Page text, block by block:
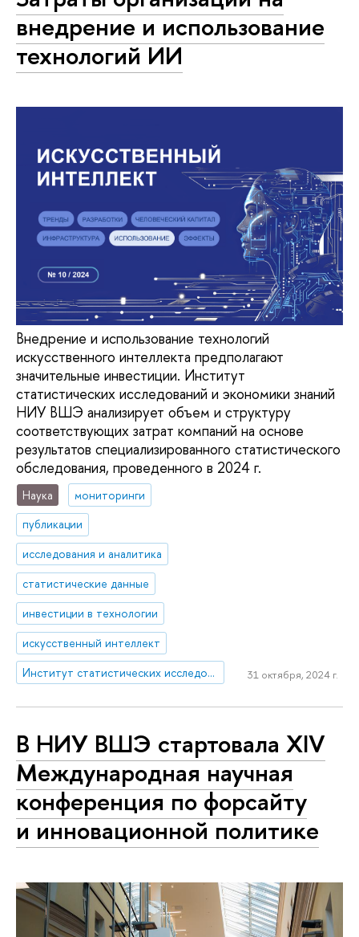
внедрение и использование
технологий ИИ
Внедрение и использование технологий
искусственного интеллекта предполагают
значительные инвестиции. Институт
статистических исследований и экономики знаний
НИУ ВШЭ анализирует объем и структуру
соответствующих затрат компаний на основе
результатов специализированного статистического
обследования, проведенного в 2024 г.
Наука
мониторинги
публикации
исследования и аналитика
статистические данные
инвестиции в технологии
искусственный интеллект
Институт статистических исследований и экономики знаний
31 октября, 2024 г.
В НИУ ВШЭ стартовала XIV
Международная научная
конференция по форсайту
и инновационной политике